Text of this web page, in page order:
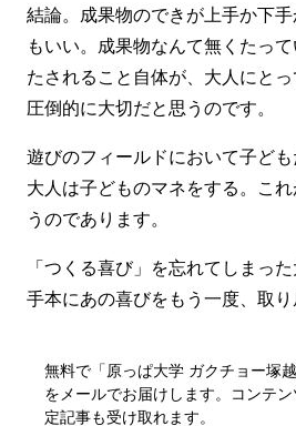
結論。成果物のできが上手か下
もいい。成果物なんて無くたっ
たされること自体が、大人にと
圧倒的に大切だと思うのです。
遊びのフィールドにおいて子ども
大人は子どものマネをする。こ
うのであります。
「つくる喜び」を忘れてしまっ
手本にあの喜びをもう一度、取り
無料で「原っぱ大学 ガクチョー塚
をメールでお届けします。コンテ
定記事も受け取れます。